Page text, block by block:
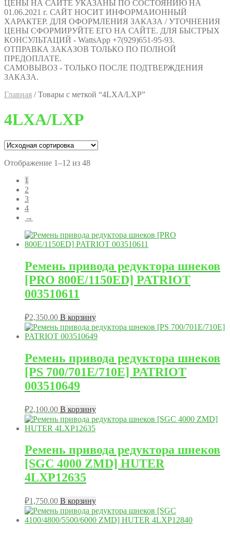
ЦЕНЫ НА САЙТЕ УКАЗАНЫ ПО СОСТОЯНИЮ НА
01.06.2021 г. САЙТ НОСИТ ИНФОРМАИОННЫЙ
ХАРАКТЕР. ДЛЯ ОФОРМЛЕНИЯ ЗАКАЗА / УТОЧНЕНИЯ
ЦЕНЫ СФОРМИРУЙТЕ ЕГО НА САЙТЕ. ДЛЯ БЫСТРЫХ
КОНСУЛЬТАЦИЙ - WattsApp +7(929)651-95-93.
ОТПРАВКА ЗАКАЗОВ ТОЛЬКО ПО ПОЛНОЙ
ПРЕДОПЛАТЕ.
САМОВЫВОЗ - ТОЛЬКО ПОСЛЕ ПОДТВЕРЖДЕНИЯ
ЗАКАЗА.
Главная /Товары с меткой “4LXA/LXP”
4LXA/LXP
Отображение 1–12 из 48
1
2
3
4
→
Ремень привода редуктора шнеков
[PRO 800E/1150ED] PATRIOT
003510611
₽2,350.00 В корзину
Ремень привода редуктора шнеков
[PS 700/701E/710E] PATRIOT
003510649
₽2,100.00 В корзину
Ремень привода редуктора шнеков
[SGC 4000 ZMD] HUTER
4LXP12635
₽1,750.00 В корзину